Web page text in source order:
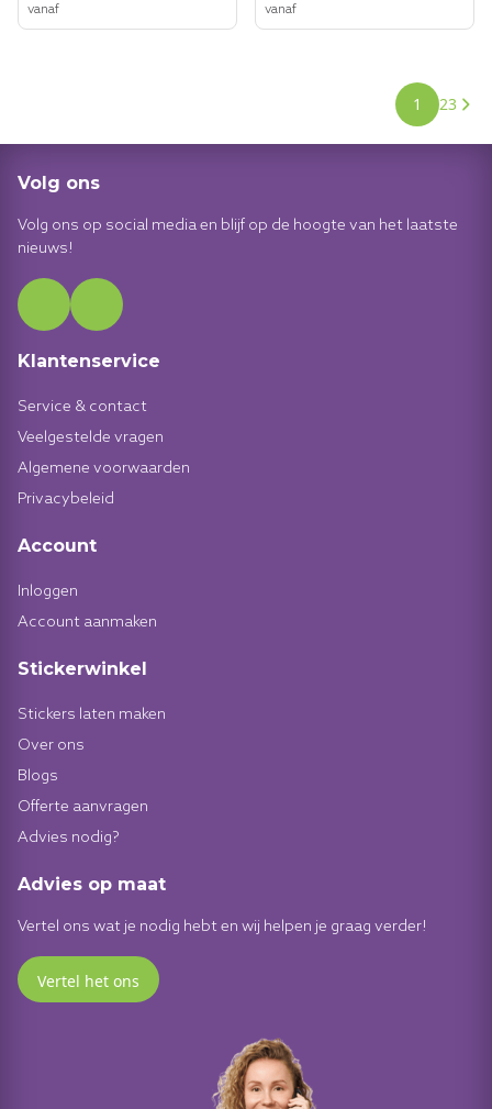
vanaf vanaf
U lees
1 Pagina
23
Volg ons
Volg ons op social media en blijf op de hoogte van het laatste
nieuws!
Klantenservice
Service & contact
Veelgestelde vragen
Algemene voorwaarden
Privacybeleid
Account
Inloggen
Account aanmaken
Stickerwinkel
Stickers laten maken
Over ons
Blogs
Offerte aanvragen
Advies nodig?
Advies op maat
Vertel ons wat je nodig hebt en wij helpen je graag verder!
Vertel het ons